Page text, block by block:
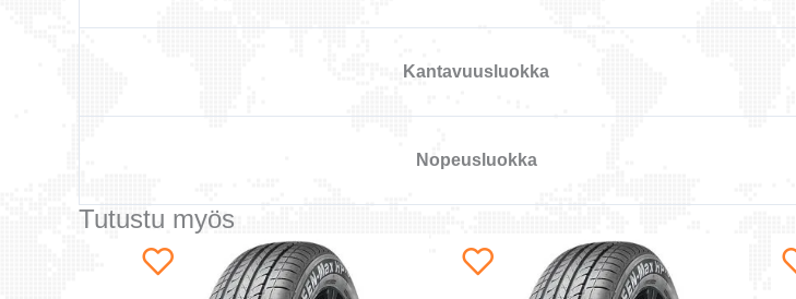
Kantavuusluokka
Nopeusluokka
Tutustu myös